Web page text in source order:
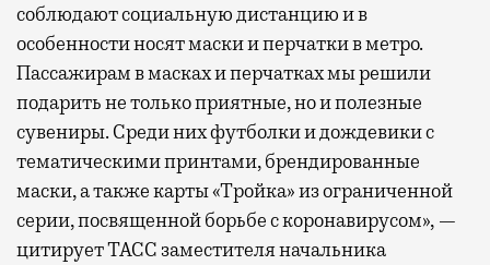
соблюдают социальную дистанцию и в
особенности носят маски и перчатки в метро.
Пассажирам в масках и перчатках мы решили
подарить не только приятные, но и полезные
сувениры. Среди них футболки и дождевики с
тематическими принтами, брендированные
маски, а также карты «Тройка» из ограниченной
серии, посвященной борьбе с коронавирусом», —
цитирует ТАСС заместителя начальника